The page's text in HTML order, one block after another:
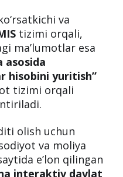
va
tizimi orqali,
ma’lumotlar esa
asosida
hisobini yuritish”
tizimi orqali
olish uchun
va moliya
e’lon qilingan
interaktiv davlat